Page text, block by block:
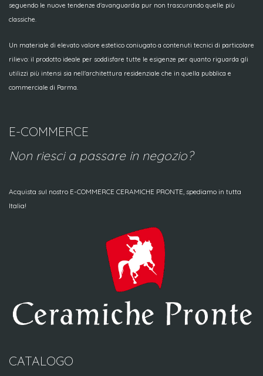
seguendo le nuove tendenze d'avanguardia pur non trascurando quelle più
classiche.
Un materiale di elevato valore estetico coniugato a contenuti tecnici di particolare
rilievo: il prodotto ideale per soddisfare tutte le esigenze per quanto riguarda gli
utilizzi più intensi sia nell'architettura residenziale che in quella pubblica e
commerciale di Parma.
E-COMMERCE
Non riesci a passare in negozio?
Acquista sul nostro E-COMMERCE CERAMICHE PRONTE, spediamo in tutta
Italia!
CATALOGO